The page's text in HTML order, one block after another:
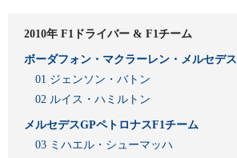
2010年 F1ドライバー & F1チーム
ボーダフォン・マクラーレン・メルセデス
01 ジェンソン・バトン
02 ルイス・ハミルトン
メルセデスGPペトロナスF1チーム
03 ミハエル・シューマッハ